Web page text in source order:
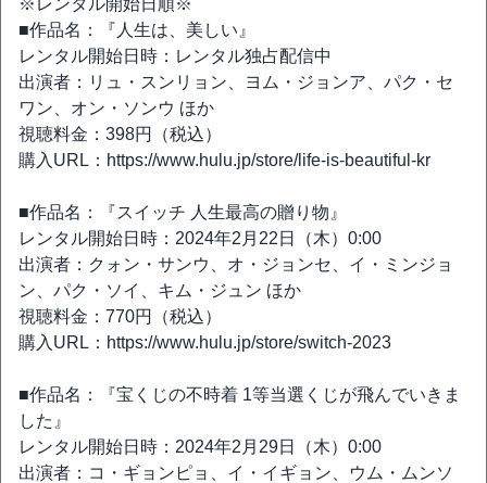
■作品名：『人生は、美しい』
レンタル開始日時：レンタル独占配信中
出演者：リュ・スンリョン、ヨム・ジョンア、パク・セ
ワン、オン・ソンウ ほか
視聴料金：398円（税込）
購入URL：https://www.hulu.jp/store/life-is-beautiful-kr
■作品名：『スイッチ 人生最高の贈り物』
レンタル開始日時：2024年2月22日（木）0:00
出演者：クォン・サンウ、オ・ジョンセ、イ・ミンジョ
ン、パク・ソイ、キム・ジュン ほか
視聴料金：770円（税込）
購入URL：https://www.hulu.jp/store/switch-2023
■作品名：『宝くじの不時着 1等当選くじが飛んでいきま
した』
レンタル開始日時：2024年2月29日（木）0:00
出演者：コ・ギョンピョ、イ・イギョン、ウム・ムンソ